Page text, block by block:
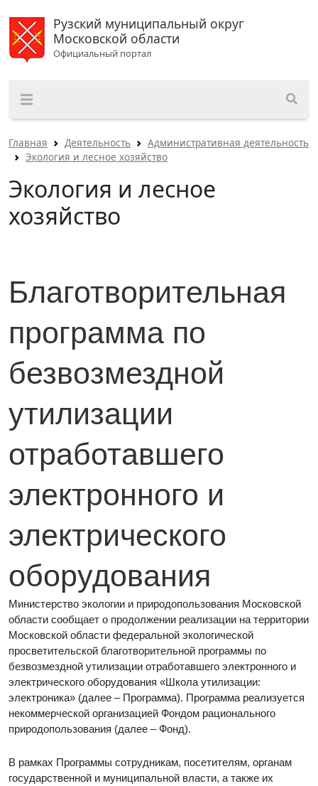
Рузский муниципальный округ
Московской области
Официальный портал
Главная Деятельность
Административная деятельность
Экология и лесное хозяйство
Экология и лесное
хозяйство
Благотворительная
программа по
безвозмездной
утилизации
отработавшего
электронного и
электрического
оборудования
Министерство экологии и природопользования Московской
области сообщает о продолжении реализации на территории
Московской области федеральной экологической
просветительской благотворительной программы по
безвозмездной утилизации отработавшего электронного и
электрического оборудования «Школа утилизации:
электроника» (далее – Программа). Программа реализуется
некоммерческой организацией Фондом рационального
природопользования (далее – Фонд).
В рамках Программы сотрудникам, посетителям, органам
государственной и муниципальной власти, а также их